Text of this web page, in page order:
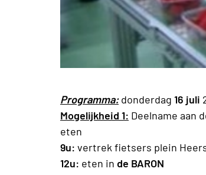
Programma:donderdag 16 juli
Mogelijkheid 1: Deelname aan
eten
9u: vertrek fietsers
12u: eten in de BARON